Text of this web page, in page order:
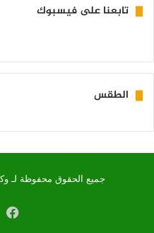
تابعنا على فيسبوك
الطقس
جميع الحقوق محفوظة لـ